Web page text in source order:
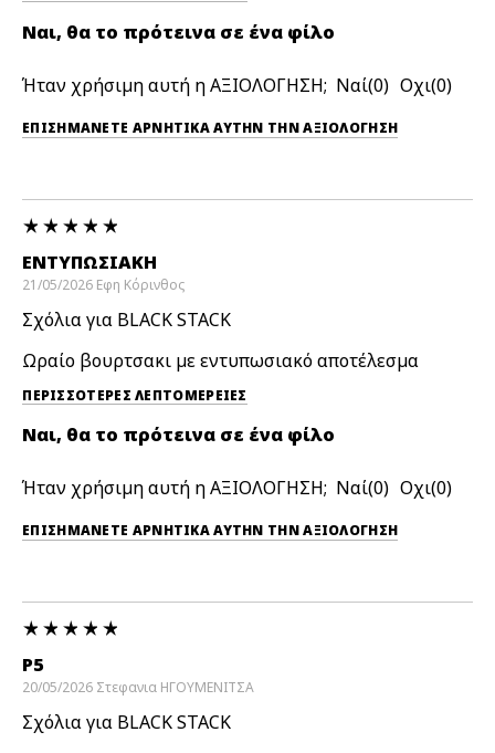
Ναι, θα το πρότεινα σε ένα φίλο
Ήταν χρήσιμη αυτή η ΑΞΙΟΛΟΓΗΣΗ; 0 0
ΕΠΙΣΗΜΆΝΕΤΕ ΑΡΝΗΤΙΚΆ ΑΥΤΉΝ ΤΗΝ ΑΞΙΟΛΟΓΗΣΗ
ΕΝΤΥΠΩΣΙΑΚΉ
21/05/2026 Εφη Κόρινθος
Σχόλια για BLACK STACK
Ωραίο βουρτσακι με εντυπωσιακό αποτέλεσμα
ΠΕΡΙΣΣΌΤΕΡΕΣ ΛΕΠΤΟΜΈΡΕΙΕΣ
Ναι, θα το πρότεινα σε ένα φίλο
Ήταν χρήσιμη αυτή η ΑΞΙΟΛΟΓΗΣΗ; 0 0
ΕΠΙΣΗΜΆΝΕΤΕ ΑΡΝΗΤΙΚΆ ΑΥΤΉΝ ΤΗΝ ΑΞΙΟΛΟΓΗΣΗ
P5
20/05/2026 Στεφανια ΗΓΟΥΜΕΝΙΤΣΑ
Σχόλια για BLACK STACK